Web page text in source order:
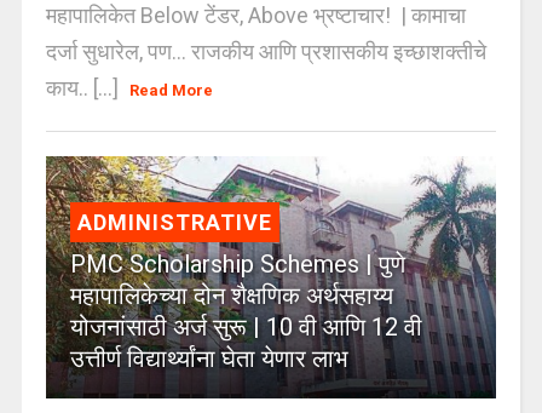
महापालिकेत Below टेंडर, Above भ्रष्टाचार! | कामाचा
दर्जा सुधारेल, पण… राजकीय आणि प्रशासकीय इच्छाशक्तीचे
काय.. [...]
Read More
ADMINISTRATIVE
PMC Scholarship Schemes | पुणे
महापालिकेच्या दोन शैक्षणिक अर्थसहाय्य
योजनांसाठी अर्ज सुरू | 10 वी आणि 12 वी
उत्तीर्ण विद्यार्थ्यांना घेता येणार लाभ